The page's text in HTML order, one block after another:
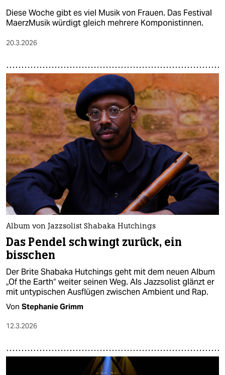
Diese Woche gibt es viel Musik von Frauen. Das Festival
MaerzMusik würdigt gleich mehrere Komponistinnen.
20.3.2026
Album von Jazzsolist Shabaka Hutchings
Das Pendel schwingt zurück, ein
bisschen
Der Brite Shabaka Hutchings geht mit dem neuen Album
„Of the Earth“ weiter seinen Weg. Als Jazzsolist glänzt er
mit untypischen Ausflügen zwischen Ambient und Rap.
Von Stephanie Grimm
12.3.2026